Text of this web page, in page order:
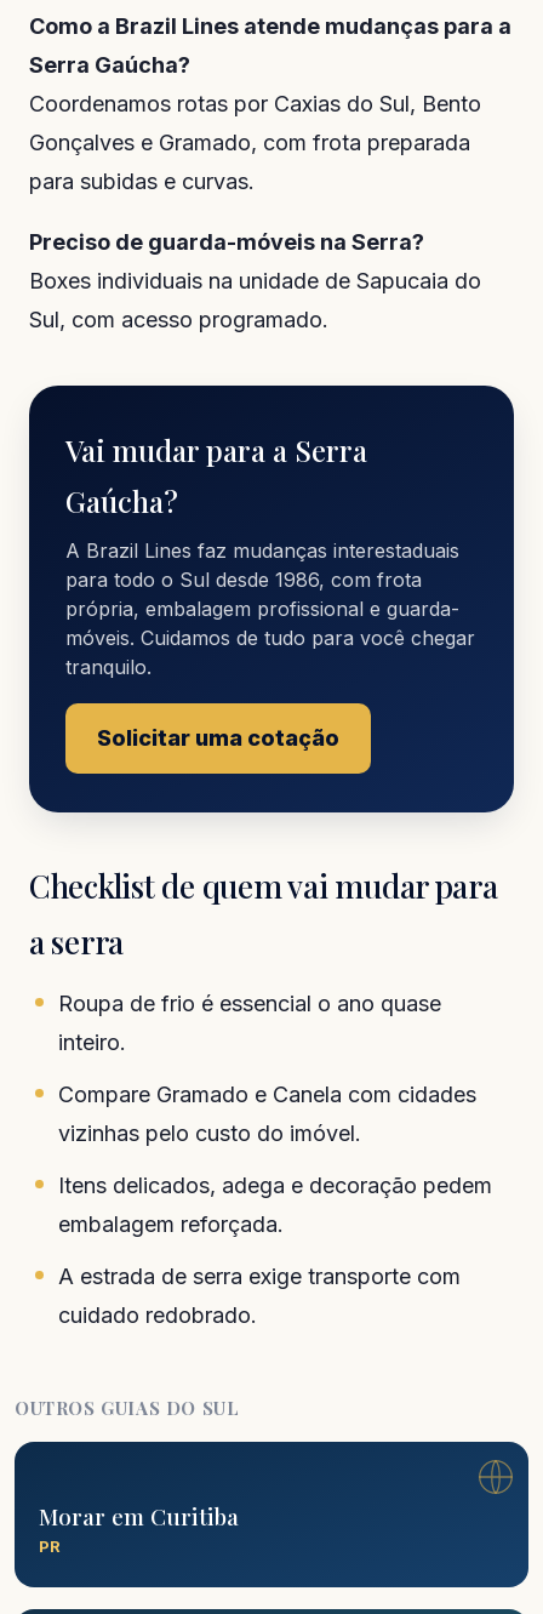
Como a Brazil Lines atende mudanças para a
Serra Gaúcha?
Coordenamos rotas por Caxias do Sul, Bento
Gonçalves e Gramado, com frota preparada
para subidas e curvas.
Preciso de guarda-móveis na Serra?
Boxes individuais na unidade de Sapucaia do
Sul, com acesso programado.
Vai mudar para a Serra
Gaúcha?
A Brazil Lines faz mudanças interestaduais
para todo o Sul desde 1986, com frota
própria, embalagem profissional e guarda-
móveis. Cuidamos de tudo para você chegar
tranquilo.
Solicitar uma cotação
Checklist de quem vai mudar para
a serra
Roupa de frio é essencial o ano quase
inteiro.
Compare Gramado e Canela com cidades
vizinhas pelo custo do imóvel.
Itens delicados, adega e decoração pedem
embalagem reforçada.
A estrada de serra exige transporte com
cuidado redobrado.
OUTROS GUIAS DO SUL
Morar em Curitiba
PR